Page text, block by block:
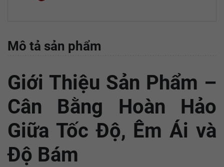
Mô tả sản phẩm
Giới Thiệu Sản Phẩm –
Cân Bằng Hoàn Hảo
Giữa Tốc Độ, Êm Ái và
Độ Bám